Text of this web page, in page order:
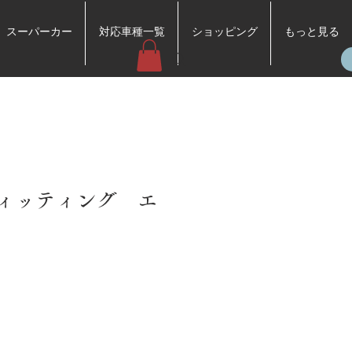
スーパーカー 対応車種一覧 ショッピング もっと見る
ッティング エ